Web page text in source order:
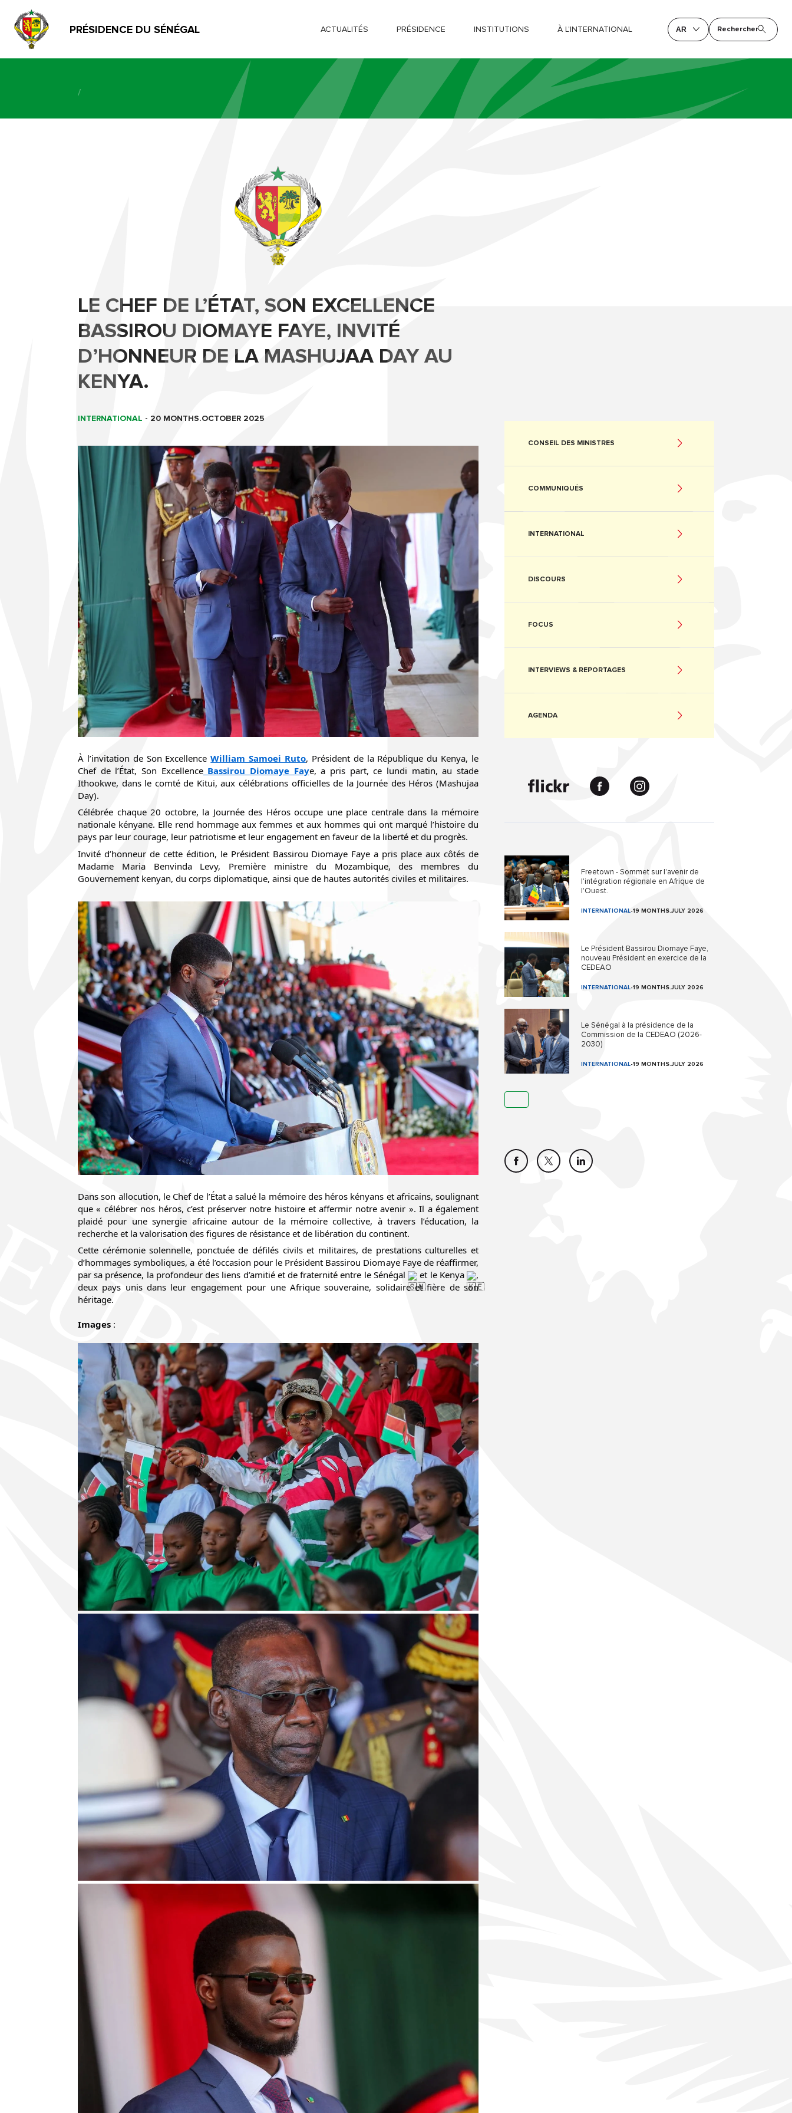
PRÉSIDENCE DU SÉNÉGAL ACTUALITÉS PRÉSIDENCE INSTITUTIONS À L'INTERNATIONAL AR Rechercher
/
LE CHEF DE L’ÉTAT, SON EXCELLENCE
BASSIROU DIOMAYE FAYE, INVITÉ
D’HONNEUR DE LA MASHUJAA DAY AU
KENYA.
INTERNATIONAL - 20 MONTHS.OCTOBER 2025
À l’invitation de Son ExcellenceWilliam Samoei Ruto, Président de la République du Kenya, le
Chef de l’État, Son ExcellenceBassirou Diomaye Faye, a pris part, ce lundi matin, au stade
Ithookwe, dans le comté de Kitui, aux célébrations officielles de la Journée des Héros (Mashujaa
Day).
Célébrée chaque 20 octobre, la Journée des Héros occupe une place centrale dans la mémoire
nationale kényane. Elle rend hommage aux femmes et aux hommes qui ont marqué l’histoire du
pays par leur courage, leur patriotisme et leur engagement en faveur de la liberté et du progrès.
Invité d’honneur de cette édition, le Président Bassirou Diomaye Faye a pris place aux côtés de
Madame Maria Benvinda Levy, Première ministre du Mozambique, des membres du
Gouvernement kenyan, du corps diplomatique, ainsi que de hautes autorités civiles et militaires.
Dans son allocution, le Chef de l’État a salué la mémoire des héros kényans et africains, soulignant
que « célébrer nos héros, c’est préserver notre histoire et affermir notre avenir ». Il a également
plaidé pour une synergie africaine autour de la mémoire collective, à travers l’éducation, la
recherche et la valorisation des figures de résistance et de libération du continent.
Cette cérémonie solennelle, ponctuée de défilés civils et militaires, de prestations culturelles et
d’hommages symboliques, a été l’occasion pour le Président Bassirou Diomaye Faye de réaffirmer,
par sa présence, la profondeur des liens d’amitié et de fraternité entre le Sénégal
et le Kenya
,
deux pays unis dans leur engagement pour une Afrique souveraine, solidaire et fière de son
héritage.
Images :
CONSEIL DES MINISTRES
COMMUNIQUÉS
INTERNATIONAL
DISCOURS
FOCUS
INTERVIEWS & REPORTAGES
AGENDA
Freetown - Sommet sur l'avenir de
l'intégration régionale en Afrique de
l'Ouest.
INTERNATIONAL-19 MONTHS.JULY 2026
Le Président Bassirou Diomaye Faye,
nouveau Président en exercice de la
CEDEAO
INTERNATIONAL-19 MONTHS.JULY 2026
Le Sénégal à la présidence de la
Commission de la CEDEAO (2026-
2030)
INTERNATIONAL-19 MONTHS.JULY 2026